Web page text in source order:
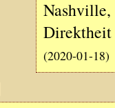
Nashville,
Direktheit
(2020-01-18)